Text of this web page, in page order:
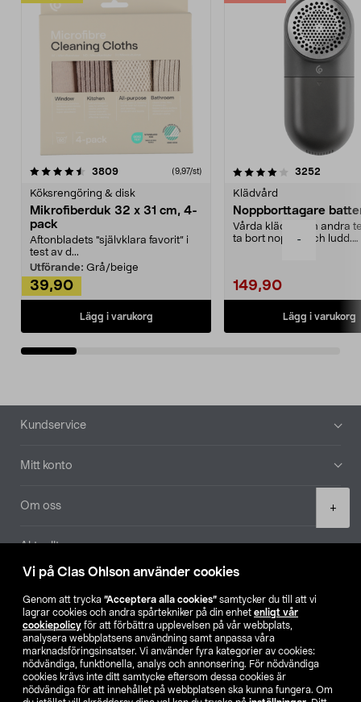
Vi på Clas Ohlson använder cookies
Genom att trycka ”Acceptera alla cookies” samtycker du till att vi
lagrar cookies och andra spårtekniker på din enhet enligt vår
cookiepolicy för att förbättra upplevelsen på vår webbplats,
analysera webbplatsens användning samt anpassa våra
marknadsföringsinsatser. Vi använder fyra kategorier av cookies:
nödvändiga, funktionella, analys och annonsering. För nödvändiga
cookies krävs inte ditt samtycke eftersom dessa cookies är
nödvändiga för att innehållet på webbplatsen ska kunna fungera. Om
-
+
3809recensioner (9,97/st)
Köksrengöring & disk
Mikrofiberduk 32 x 31 cm, 4-
pack
Aftonbladets "självklara favorit” i
test av d...
Utförande: Grå/beige
39,90
Lägg i varukorg
4.0av 5 stjärnor 3252
Klädvård
Noppborttagare
Vårda kläder och andra
ta bort noppor och ludd.
149,90
Lägg i varukorg
4.5av 5 stjärnor
Sidfot
Kundservice
Mitt konto
Om oss
Aktuellt
Hitta butik
SE NO FI